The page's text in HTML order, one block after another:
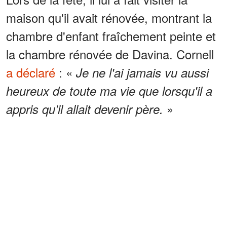
maison qu'il avait rénovée, montrant la
chambre d'enfant fraîchement peinte et
la chambre rénovée de Davina. Cornell
a déclaré : « Je ne l'ai jamais vu aussi
heureux de toute ma vie que lorsqu'il a
appris qu'il allait devenir père. »